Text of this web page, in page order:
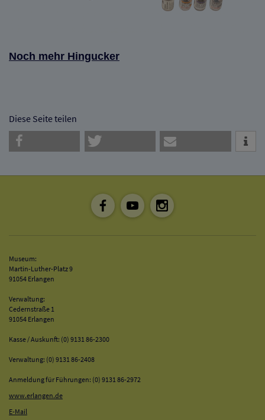
Noch mehr Hingucker
Diese Seite teilen
Museum:
Martin-Luther-Platz 9
91054 Erlangen
Verwaltung:
Cedernstraße 1
91054 Erlangen
Kasse / Auskunft: (0) 9131 86-2300
Verwaltung: (0) 9131 86-2408
Anmeldung für Führungen: (0) 9131 86-2972
www.erlangen.de
E-Mail